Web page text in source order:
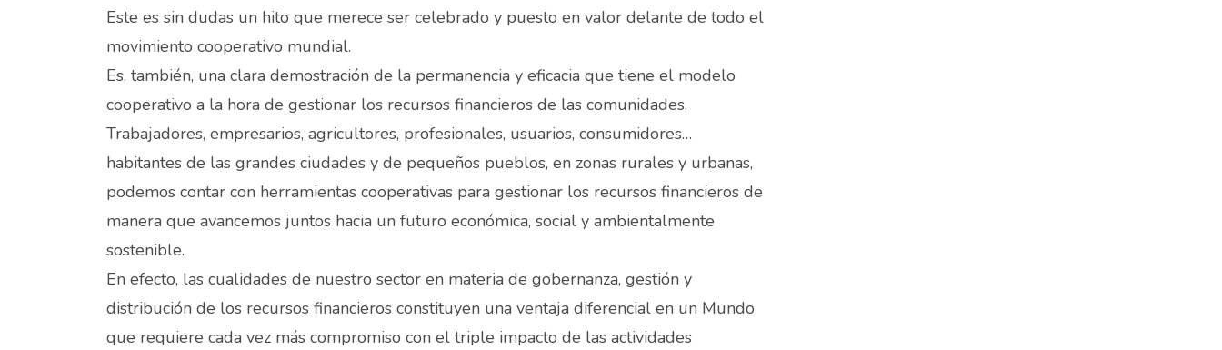
Este es sin dudas un hito que merece ser celebrado y puesto en valor delante de todo el
movimiento cooperativo mundial.
Es, también, una clara demostración de la permanencia y eficacia que tiene el modelo
cooperativo a la hora de gestionar los recursos financieros de las comunidades.
Trabajadores, empresarios, agricultores, profesionales, usuarios, consumidores…
habitantes de las grandes ciudades y de pequeños pueblos, en zonas rurales y urbanas,
podemos contar con herramientas cooperativas para gestionar los recursos financieros de
manera que avancemos juntos hacia un futuro económica, social y ambientalmente
sostenible.
En efecto, las cualidades de nuestro sector en materia de gobernanza, gestión y
distribución de los recursos financieros constituyen una ventaja diferencial en un Mundo
que requiere cada vez más compromiso con el triple impacto de las actividades